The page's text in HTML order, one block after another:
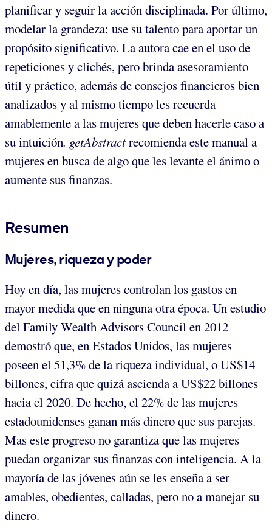
planificar y seguir la acción disciplinada. Por último,
modelar la grandeza: use su talento para aportar un
propósito significativo. La autora cae en el uso de
repeticiones y clichés, pero brinda asesoramiento
útil y práctico, además de consejos financieros bien
analizados y al mismo tiempo les recuerda
amablemente a las mujeres que deben hacerle caso a
su intuición. getAbstractrecomienda este manual a
mujeres en busca de algo que les levante el ánimo o
aumente sus finanzas.
Resumen
Mujeres, riqueza y poder
Hoy en día, las mujeres controlan los gastos en
mayor medida que en ninguna otra época. Un estudio
del Family Wealth Advisors Council en 2012
demostró que, en Estados Unidos, las mujeres
poseen el 51,3% de la riqueza individual, o US$14
billones, cifra que quizá ascienda a US$22 billones
hacia el 2020. De hecho, el 22% de las mujeres
estadounidenses ganan más dinero que sus parejas.
Mas este progreso no garantiza que las mujeres
puedan organizar sus finanzas con inteligencia. A la
mayoría de las jóvenes aún se les enseña a ser
amables, obedientes, calladas, pero no a manejar su
dinero.